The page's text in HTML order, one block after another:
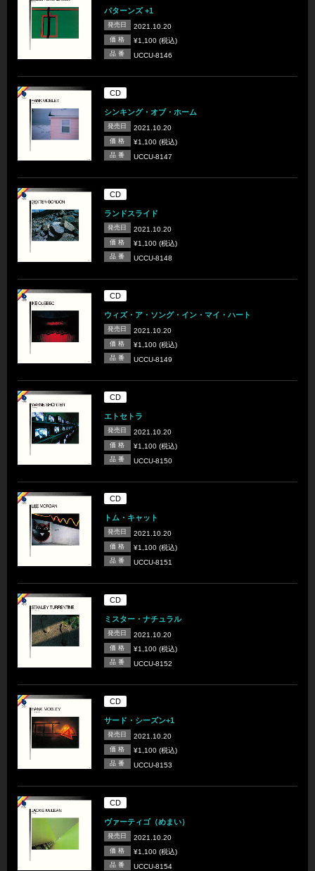
パターンズ +1
発売日 2021.10.20
価 格 ¥1,100 (税込)
品 番 UCCU-8146
CD
シンキング・オブ・ホーム
発売日 2021.10.20
価 格 ¥1,100 (税込)
品 番 UCCU-8147
CD
ランドスライド
発売日 2021.10.20
価 格 ¥1,100 (税込)
品 番 UCCU-8148
CD
ウィズ・ア・ソング・イン・マイ・ハート
発売日 2021.10.20
価 格 ¥1,100 (税込)
品 番 UCCU-8149
CD
エトセトラ
発売日 2021.10.20
価 格 ¥1,100 (税込)
品 番 UCCU-8150
CD
トム・キャット
発売日 2021.10.20
価 格 ¥1,100 (税込)
品 番 UCCU-8151
CD
ミスター・ナチュラル
発売日 2021.10.20
価 格 ¥1,100 (税込)
品 番 UCCU-8152
CD
サード・シーズン+1
発売日 2021.10.20
価 格 ¥1,100 (税込)
品 番 UCCU-8153
CD
ヴァーティゴ（めまい）
発売日 2021.10.20
価 格 ¥1,100 (税込)
品 番 UCCU-8154